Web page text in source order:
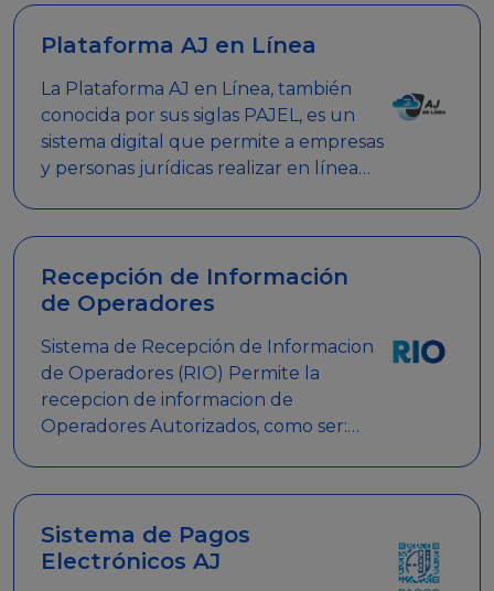
Plataforma AJ en Línea
La Plataforma AJ en Línea, también
conocida por sus siglas PAJEL, es un
sistema digital que permite a empresas
y personas jurídicas realizar en línea
Recepción de Información
de Operadores
Sistema de Recepción de Informacion
de Operadores (RIO) Permite la
recepcion de informacion de
Operadores Autorizados, como ser:
Sistema de Pagos
Electrónicos AJ